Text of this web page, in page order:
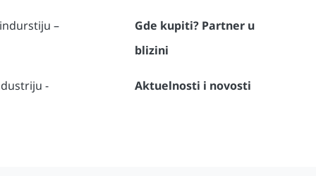
–
-
Gde kupiti? Partner u
blizini
Aktuelnosti i novosti